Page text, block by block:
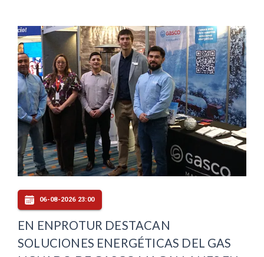
06-08-2026 23:00
EN ENPROTUR DESTACAN
SOLUCIONES ENERGÉTICAS DEL GAS